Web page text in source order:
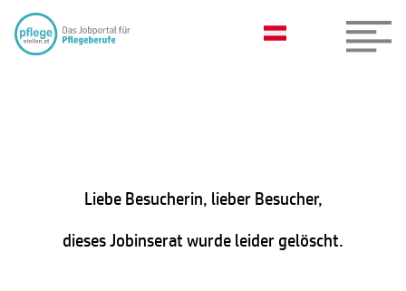
Liebe Besucherin, lieber Besucher,
dieses Jobinserat wurde leider gelöscht.